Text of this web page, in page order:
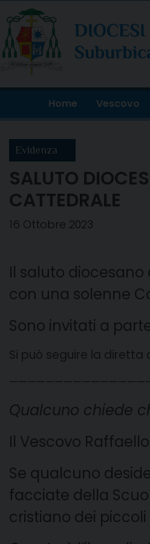
to
content
Home
Vescovo
Evidenza
SALUTO
CATTEDRALE
16 Ottobre 2023
Il saluto
con una solenne
Sono invitati a
Si può seguire la diretta
Qualcuno chiede
Il Vescovo
Se qualcuno
facciate della
cristiano dei